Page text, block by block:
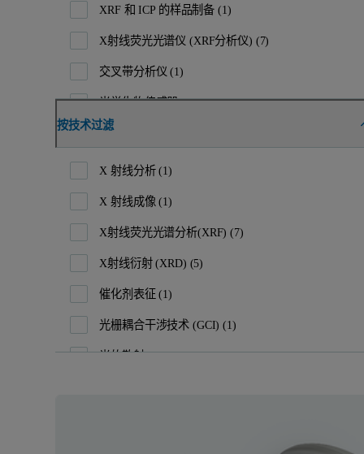
XRF 和 ICP 的样品制备 (1)
X射线荧光光谱仪 (XRF分析仪) (7)
交叉带分析仪(1)
光学生物传感器(1)
化学吸附分析仪
反应器系统 (2)
图像分析仪 (2)
大孔与中孔分析仪(1)
密度分析仪(4)
微量热仪(2)
手持式x射线荧光光谱仪 (1)
比表面及孔径分析仪(1)
按技术过滤
X 射线分析(1)
X 射线成像(1)
X射线荧光光谱分析(XRF)(7)
X射线衍射 (XRD) (5)
催化剂表征(1)
光栅耦合干涉技术 (GCI)(1)
光的散射(3)